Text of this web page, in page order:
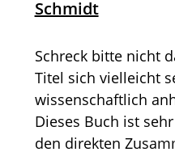
Schmidt
Schreck bitte nicht
Titel sich vielleicht
wissenschaftlich
Dieses Buch ist
den direkten